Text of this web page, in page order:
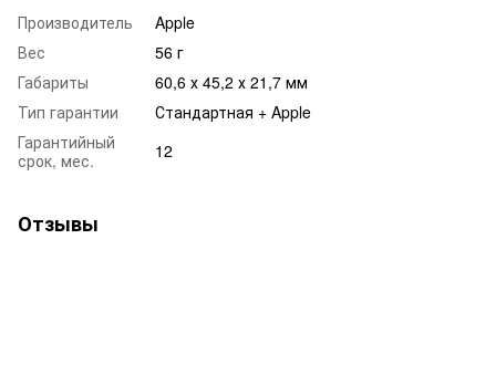
Производитель
Apple
Вес
56 г
Габариты
60,6 х 45,2 х 21,7 мм
Тип гарантии
Стандартная + Apple
Гарантийный
срок, мес.
12
Отзывы